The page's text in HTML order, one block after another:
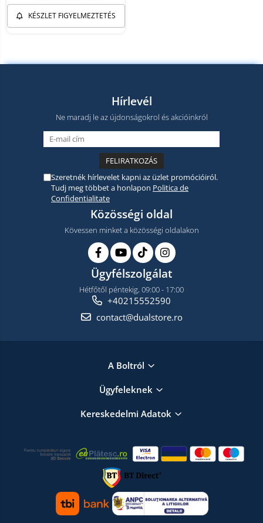
KÉSZLET FIGYELMEZTETÉS
Hírlevél
Ne maradj le az újdonságokrol és akcióinkról
Szeretnék hírlevelet kapni az üzlet promócióiról.
Tudj meg többet a honlapon Politica de
Confidentialitate
Közösségi oldal
Kövessen minket a közösségi oldalakon
Ügyfélszolgálat
Hétfőtől péntekig, 09:00 - 17:00
+40215552590
contact@dualstore.ro
A Boltról
Ügyfeleknek
Kereskedelmi Adatok